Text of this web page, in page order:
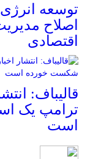
توسعه انرژی
اصلاح
اقتصادی
قالیباف:
ترامپ یک
است